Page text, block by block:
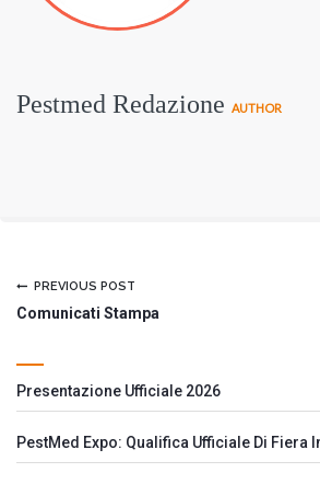
Pestmed Redazione AUTHOR
PREVIOUS POST
Comunicati Stampa
Presentazione Ufficiale 2026
PestMed Expo: Qualifica Ufficiale Di Fiera